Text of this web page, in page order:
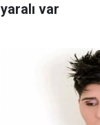
yaralı var